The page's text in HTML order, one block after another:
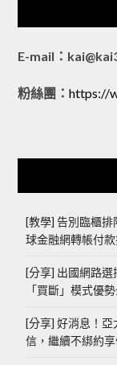
E-mail：
粉絲團： https://
[教學] 告別臨櫃
球金融網轉帳付
[分享] 出國網路
「買斷」模式優
[分享] 好消息！
信，繼續不綁約享